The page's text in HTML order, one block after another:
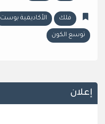
فلك الأكاديمية بوست
توسع الكون
إعلان